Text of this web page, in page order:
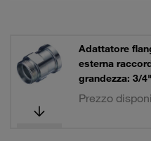
Adattatore
esterna
grandezza: 3/
Prezzo